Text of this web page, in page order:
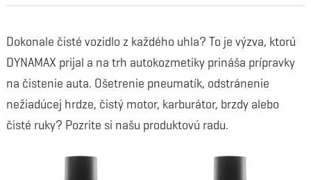
Dokonale čisté vozidlo z každého uhla? To je výzva, ktorú
DYNAMAX prijal a na trh autokozmetiky prináša prípravky
na čistenie auta. Ošetrenie pneumatík, odstránenie
nežiadúcej hrdze, čistý motor, karburátor, brzdy alebo
čisté ruky? Pozrite si našu produktovú radu.